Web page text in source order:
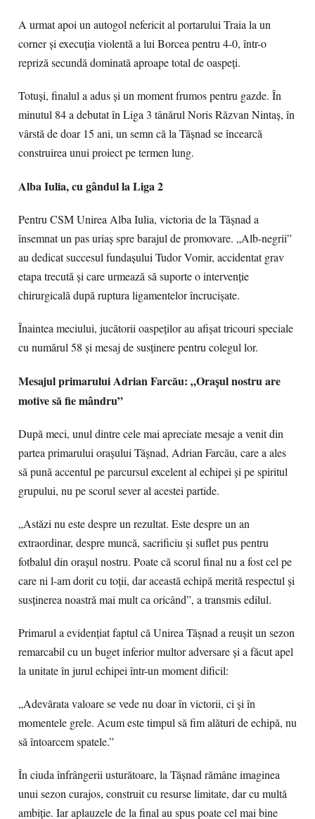
A urmat apoi un autogol nefericit al portarului Traia la un
corner și execuția violentă a lui Borcea pentru 4-0, într-o
repriză secundă dominată aproape total de oaspeți.
Totuși, finalul a adus și un moment frumos pentru gazde. În
minutul 84 a debutat în Liga 3 tânărul Noris Răzvan Nintaș, în
vârstă de doar 15 ani, un semn că la Tășnad se încearcă
construirea unui proiect pe termen lung.
Alba Iulia, cu gândul la Liga 2
Pentru CSM Unirea Alba Iulia, victoria de la Tășnad a
însemnat un pas uriaș spre barajul de promovare. „Alb-negrii”
au dedicat succesul fundașului Tudor Vomir, accidentat grav
etapa trecută și care urmează să suporte o intervenție
chirurgicală după ruptura ligamentelor încrucișate.
Înaintea meciului, jucătorii oaspeților au afișat tricouri speciale
cu numărul 58 și mesaj de susținere pentru colegul lor.
Mesajul primarului Adrian Farcău: „Orașul nostru are
motive să fie mândru”
După meci, unul dintre cele mai apreciate mesaje a venit din
partea primarului orașului Tășnad, Adrian Farcău, care a ales
să pună accentul pe parcursul excelent al echipei și pe spiritul
grupului, nu pe scorul sever al acestei partide.
„Astăzi nu este despre un rezultat. Este despre un an
extraordinar, despre muncă, sacrificiu și suflet pus pentru
fotbalul din orașul nostru. Poate că scorul final nu a fost cel pe
care ni l-am dorit cu toții, dar această echipă merită respectul și
susținerea noastră mai mult ca oricând”, a transmis edilul.
Primarul a evidențiat faptul că Unirea Tășnad a reușit un sezon
remarcabil cu un buget inferior multor adversare și a făcut apel
la unitate în jurul echipei într-un moment dificil:
„Adevărata valoare se vede nu doar în victorii, ci și în
momentele grele. Acum este timpul să fim alături de echipă, nu
să întoarcem spatele.”
În ciuda înfrângerii usturătoare, la Tășnad rămâne imaginea
unui sezon curajos, construit cu resurse limitate, dar cu multă
ambiție. Iar aplauzele de la final au spus poate cel mai bine